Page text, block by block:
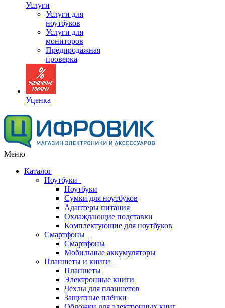
Услуги
Услуги для
ноутбуков
Услуги для
мониторов
Предпродажная
проверка
Уценка
Меню
Каталог
Ноутбуки
Ноутбуки
Сумки для ноутбуков
Адаптеры питания
Охлаждающие подставки
Комплектующие для ноутбуков
Смартфоны
Смартфоны
Мобильные аккумуляторы
Планшеты и книги
Планшеты
Электронные книги
Чехлы для планшетов
Защитные плёнки